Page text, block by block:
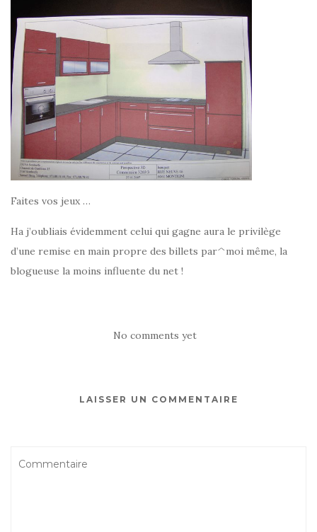
Faites vos jeux …
Ha j’oubliais évidemment celui qui gagne aura le privilège
d’une remise en main propre des billets par^moi même, la
blogueuse la moins influente du net !
No comments yet
LAISSER UN COMMENTAIRE